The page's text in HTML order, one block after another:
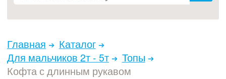
Главная
Каталог
Для мальчиков 2т - 5т
Топы
Кофта с длинным рукавом